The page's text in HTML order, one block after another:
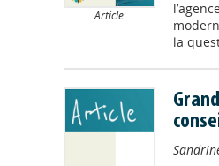
Article
la